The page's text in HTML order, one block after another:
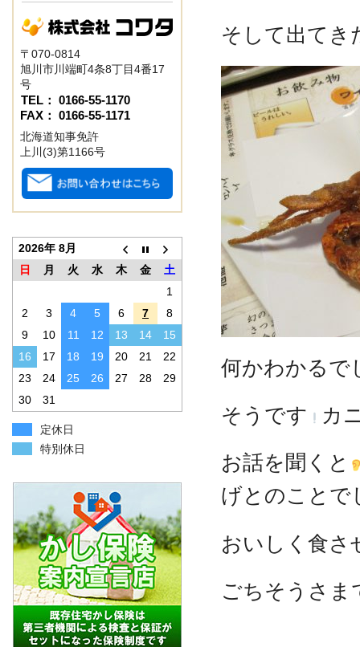
そして出て
何かわかるで
そうです
カ
お話を聞くと
げとのことで
おいしく食さ
ごちそうさま
〒070-0814
旭川市川端町4条8丁目4番17
号
TEL： 0166-55-1170
FAX： 0166-55-1171
北海道知事免許
上川(3)第1166号
2026年 8月
日
月 火 水 木 金
土
1
2
3 4 5 6 7
8
9
10 11 12 13 14
15
16
17 18 19 20 21
22
23
24 25 26 27 28
29
30
31
定休日
特別休日